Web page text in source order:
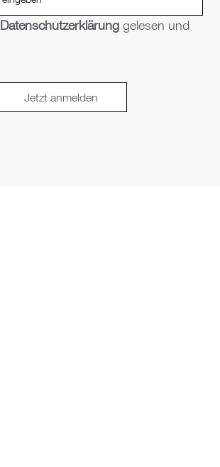
Datenschutzerklärung gelesen und
Jetzt anmelden